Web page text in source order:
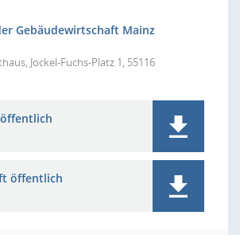
Gebäudewirtschaft Mainz
Jockel-Fuchs-Platz 1, 55116
öffentlich